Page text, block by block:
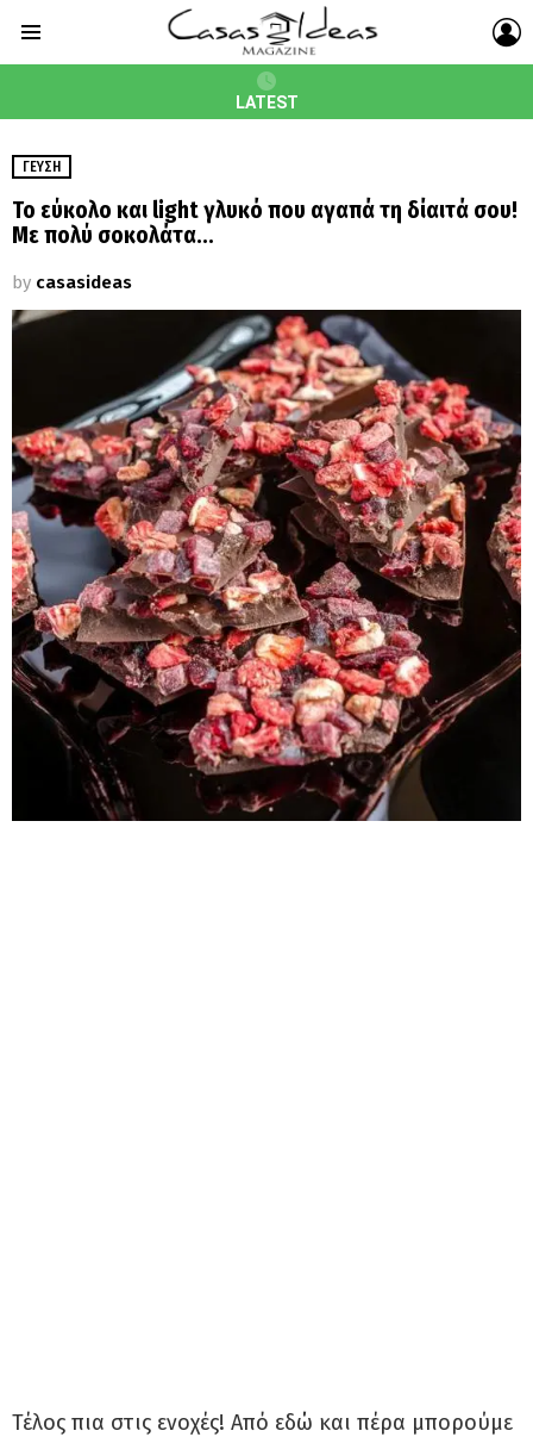
LATEST
ΓΕΎΣΗ
Το εύκολο και light γλυκό που αγαπά τη δίαιτά σου!
Με πολύ σοκολάτα…
by casasideas
Τέλος πια στις ενοχές! Από εδώ και πέρα μπορούμε